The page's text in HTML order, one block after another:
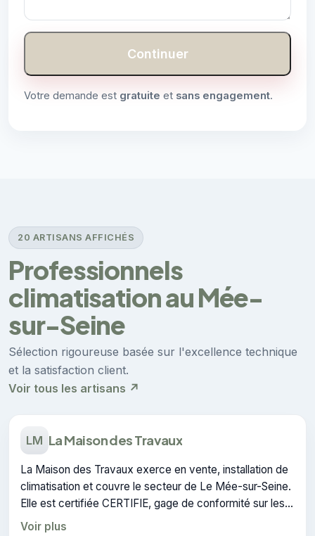
Continuer
Votre demande est gratuite et sans engagement.
20 ARTISANS AFFICHÉS
Professionnels
climatisation au Mée-
sur-Seine
Sélection rigoureuse basée sur l'excellence technique
et la satisfaction client.
Voir tous les artisans ↗
LM La Maison des Travaux
La Maison des Travaux exerce en vente, installation de
climatisation et couvre le secteur de Le Mée-sur-Seine.
Elle est certifiée CERTIFIE, gage de conformité sur les
interventions réalisées.
Voir plus